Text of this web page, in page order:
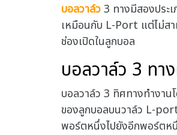
บอลวาล์ว3 ทางมีสองประ
เหมือนกับ L-Port แต่ไม่ส
ช่องเปิดในลูกบอล
บอลวาล์ว 3 ทา
บอลวาล์ว 3 ทิศทางทำงา
ของลูกบอลบนวาล์ว L-
พอร์ตหนึ่งไปยังอีกพอร์ตห